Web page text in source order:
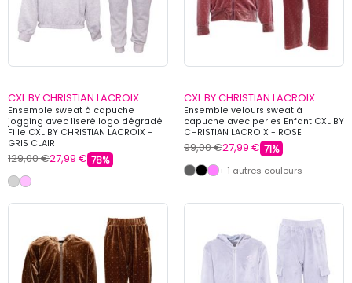
CXL BY CHRISTIAN LACROIX
Ensemble sweat à capuche
jogging avec liseré logo dégradé
Fille CXL BY CHRISTIAN LACROIX -
GRIS CLAIR
129,00 €27,99 € 78%
CXL BY CHRISTIAN LACROIX
Ensemble velours sweat à
capuche avec perles Enfant CXL BY
CHRISTIAN LACROIX - ROSE
99,00 €27,99 € 71%
+ 1 autres couleurs